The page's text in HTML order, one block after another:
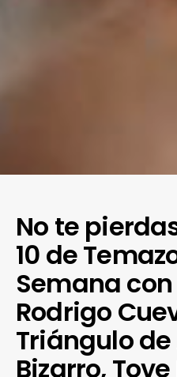
No te
10 de
Semana
Rodrigo
Triángulo
Bizarro, Tove